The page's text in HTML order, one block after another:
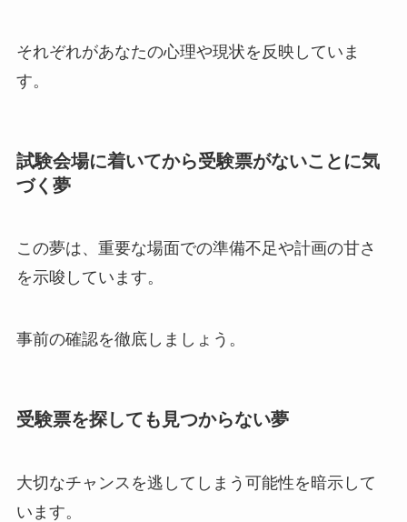
それぞれがあなたの心理や現状を反映していま
す。
試験会場に着いてから受験票がないことに気
づく夢
この夢は、重要な場面での準備不足や計画の甘さ
を示唆しています。
事前の確認を徹底しましょう。
受験票を探しても見つからない夢
大切なチャンスを逃してしまう可能性を暗示して
います。